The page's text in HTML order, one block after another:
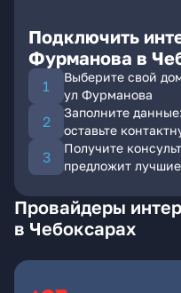
Подключить
Фурманова в
Выберите свой
ул Фурманова
Заполните
оставьте
Получите
предложит
Провайдеры
в Чебоксарах